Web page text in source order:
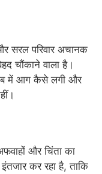
सरल परिवार अचानक
चौंकाने वाला है।
में आग कैसे लगी और
और चिंता का
कर रहा है, ताकि